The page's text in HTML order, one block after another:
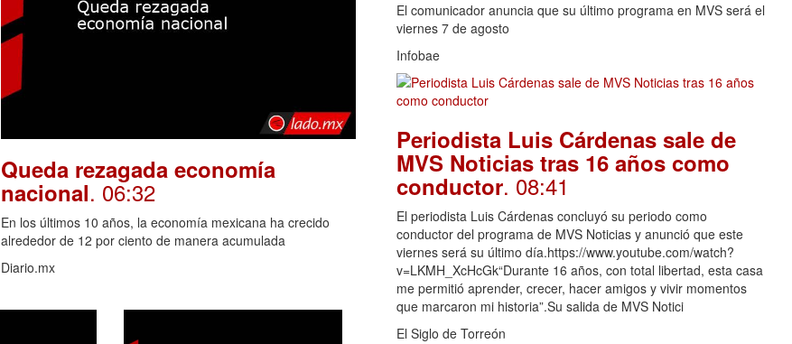
Queda rezagada economía
nacional. 06:32
En los últimos 10 años, la economía mexicana ha crecido
alrededor de 12 por ciento de manera acumulada
Diario.mx
El comunicador anuncia que su último programa en MVS será el
viernes 7 de agosto
Infobae
Periodista Luis Cárdenas sale de
MVS Noticias tras 16 años como
conductor. 08:41
El periodista Luis Cárdenas concluyó su periodo como
conductor del programa de MVS Noticias y anunció que este
viernes será su último día.https://www.youtube.com/watch?
v=LKMH_XcHcGk“Durante 16 años, con total libertad, esta casa
me permitió aprender, crecer, hacer amigos y vivir momentos
que marcaron mi historia”.Su salida de MVS Notici
El Siglo de Torreón